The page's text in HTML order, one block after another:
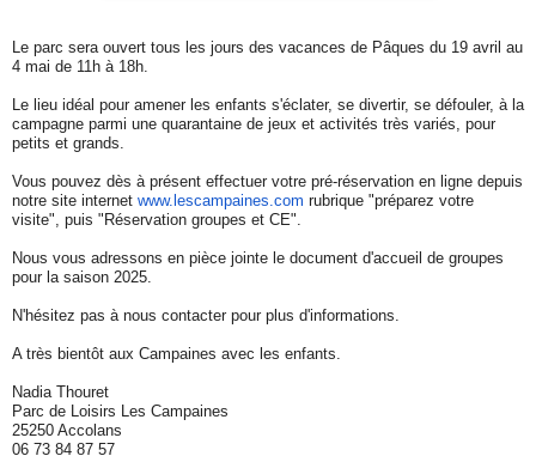
Le parc sera ouvert tous les jours des vacances de Pâques du 19 avril au
4 mai de 11h à 18h.
Le lieu idéal pour amener les enfants s'éclater, se divertir, se défouler, à la
campagne parmi une quarantaine de jeux et activités très variés, pour
petits et grands.
Vous pouvez dès à présent effectuer votre pré-réservation en ligne depuis
notre site internet www.lescampaines.com rubrique "préparez votre
visite", puis "Réservation groupes et CE".
Nous vous adressons en pièce jointe le document d'accueil de groupes
pour la saison 2025.
N'hésitez pas à nous contacter pour plus d'informations.
A très bientôt aux Campaines avec les enfants.
Nadia Thouret
Parc de Loisirs Les Campaines
25250 Accolans
06 73 84 87 57